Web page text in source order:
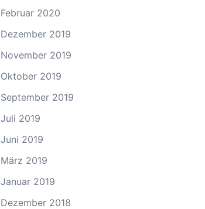
Februar 2020
Dezember 2019
November 2019
Oktober 2019
September 2019
Juli 2019
Juni 2019
März 2019
Januar 2019
Dezember 2018